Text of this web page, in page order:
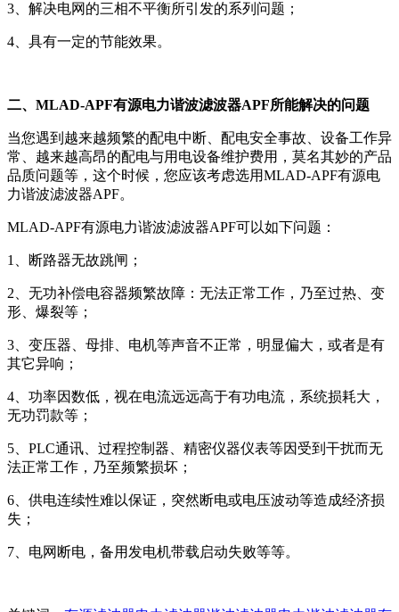
3、解决电网的三相不平衡所引发的系列问题；
4、具有一定的节能效果。
二、MLAD-APF有源电力谐波滤波器APF所能解决的问题
当您遇到越来越频繁的配电中断、配电安全事故、设备工作异
常、越来越高昂的配电与用电设备维护费用，莫名其妙的产品
品质问题等，这个时候，您应该考虑选用MLAD-APF有源电
力谐波滤波器APF。
MLAD-APF有源电力谐波滤波器APF可以如下问题：
1、断路器无故跳闸；
2、无功补偿电容器频繁故障：无法正常工作，乃至过热、变
形、爆裂等；
3、变压器、母排、电机等声音不正常，明显偏大，或者是有
其它异响；
4、功率因数低，视在电流远远高于有功电流，系统损耗大，
无功罚款等；
5、PLC通讯、过程控制器、精密仪器仪表等因受到干扰而无
法正常工作，乃至频繁损坏；
6、供电连续性难以保证，突然断电或电压波动等造成经济损
失；
7、电网断电，备用发电机带载启动失败等等。